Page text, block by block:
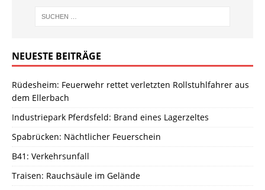
NEUESTE BEITRÄGE
Rüdesheim: Feuerwehr rettet verletzten Rollstuhlfahrer aus
dem Ellerbach
Industriepark Pferdsfeld: Brand eines Lagerzeltes
Spabrücken: Nächtlicher Feuerschein
B41: Verkehrsunfall
Traisen: Rauchsäule im Gelände